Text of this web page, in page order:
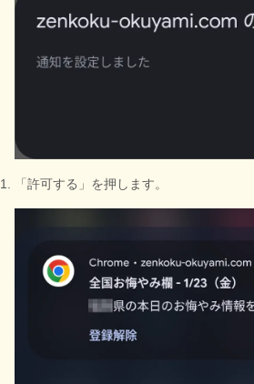
「許可する」を押します。